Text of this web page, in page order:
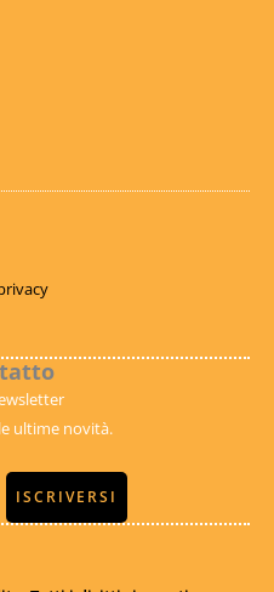
ultime novità.
ISCRIVERSI